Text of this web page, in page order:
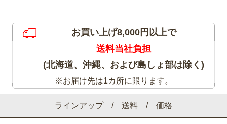
ラインアップ / 送料 / 価格
お買い上げ8,000円以上で
送料当社負担
(北海道、沖縄、および島しょ部は除く)
※お届け先は1カ所に限ります。